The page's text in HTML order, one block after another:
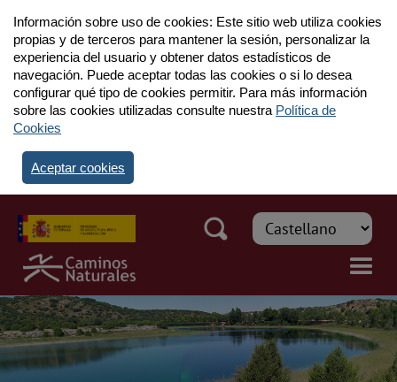
Información sobre uso de cookies: Este sitio web utiliza cookies
propias y de terceros para mantener la sesión, personalizar la
experiencia del usuario y obtener datos estadísticos de
navegación. Puede aceptar todas las cookies o si lo desea
configurar qué tipo de cookies permitir. Para más información
sobre las cookies utilizadas consulte nuestra Política de
Cookies
Aceptar cookies